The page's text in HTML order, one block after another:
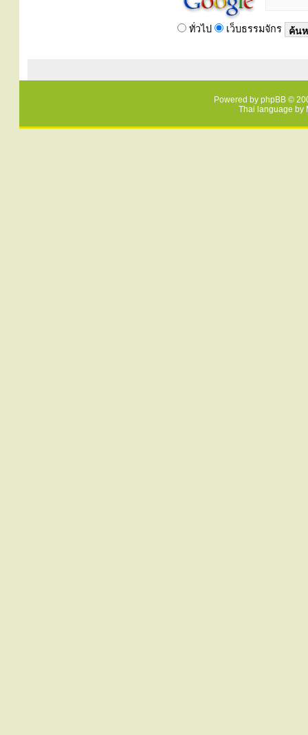
ทั่วไป เว็บธรรมจักร
Powered by phpBB ©
Thai language by